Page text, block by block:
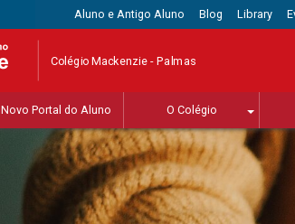
Aluno e Antigo Aluno Blog Library
Colégio Mackenzie - Palmas
Novo Portal do Aluno O Colégio